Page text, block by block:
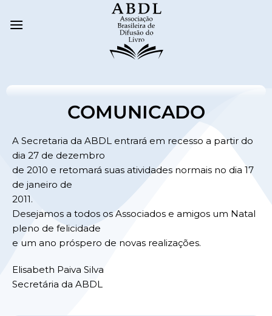
COMUNICADO
A Secretaria da ABDL entrará em recesso a partir do
dia 27 de dezembro
de 2010 e retomará suas atividades normais no dia 17
de janeiro de
2011.
Desejamos a todos os Associados e amigos um Natal
pleno de felicidade
e um ano próspero de novas realizações.
Elisabeth Paiva Silva
Secretária da ABDL